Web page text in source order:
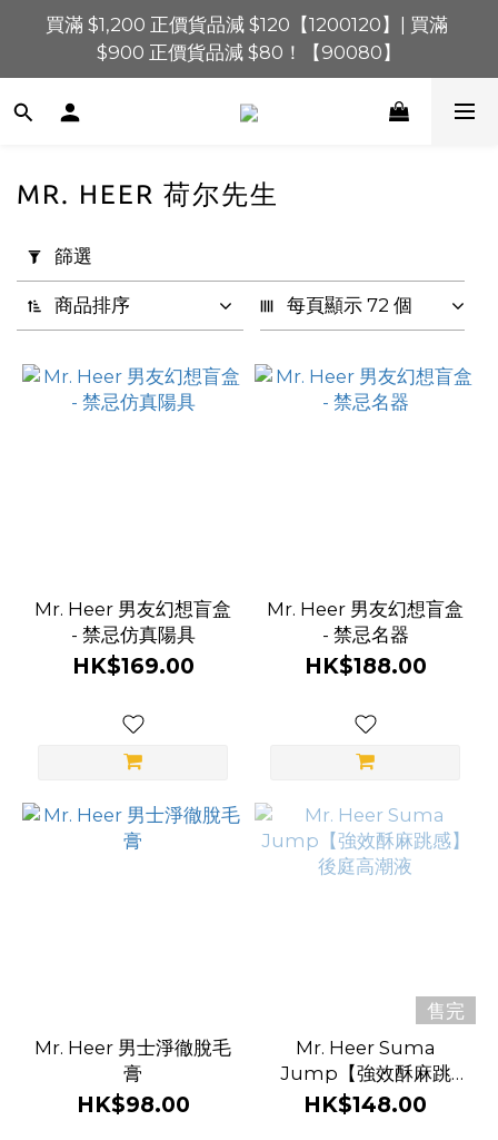
買滿 $1,200 正價貨品減 $120【1200120】| 買滿
$900 正價貨品減 $80！【90080】
買滿 $1,200 正價貨品減 $120【1200120】| 買滿
$900 正價貨品減 $80！【90080】
買滿 $600 正價貨品減 $40【60040】| 買滿 $400 正
📢 系統維護通知 – SHOPLINE Payments FPS將於
2026 年 8 月 9 日（日）凌晨 01:00 至 11:00 暫停交易
買滿 $1,200 正價貨品減 $120【1200120】| 買滿
$900 正價貨品減 $80！【90080】
篩
(0/20)
價格
(HK$)
牌
Mr
Mr
MR. HEER 荷尔先生
篩選
商品排序 每頁顯示 72 個
Mr. Heer 男友幻想盲盒
- 禁忌仿真陽具
HK$169.00
Mr. Heer 男友幻想盲盒
- 禁忌名器
HK$188.00
Mr. Heer 男士淨徹脫毛
膏
HK$98.00
售完
Mr. Heer Suma
Jump【強效酥麻跳
感】後庭高潮液
HK$148.00